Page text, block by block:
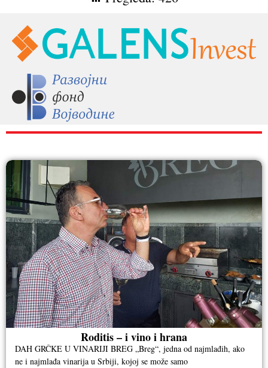
RAZNO
Roditis – i vino i hrana
DAH GRČKE U VINARIJI BREG „Breg“, jedna od najmlađih, ako
ne i najmlađa vinarija u Srbiji, kojoj se može samo